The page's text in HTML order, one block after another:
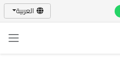
العربية